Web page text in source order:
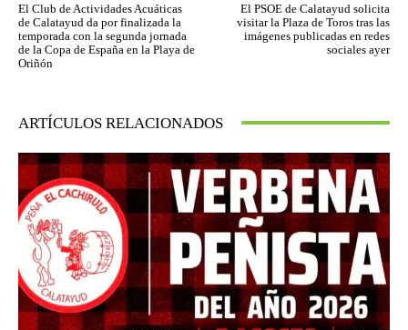
El Club de Actividades Acuáticas
de Calatayud da por finalizada la
temporada con la segunda jornada
de la Copa de España en la Playa de
Oriñón
El PSOE de Calatayud solicita
visitar la Plaza de Toros tras las
imágenes publicadas en redes
sociales ayer
ARTÍCULOS RELACIONADOS